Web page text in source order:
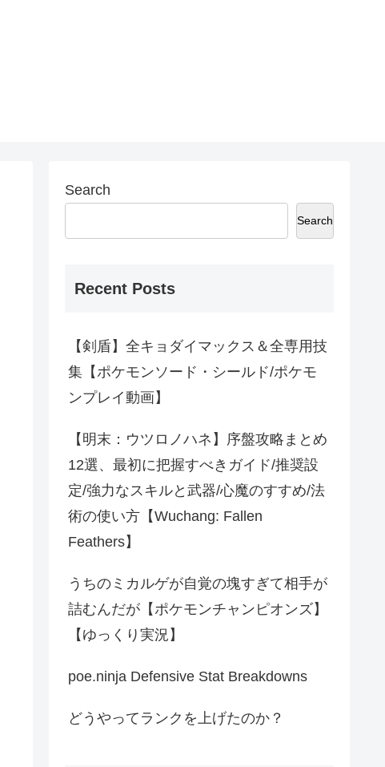
Search
Search
Recent Posts
【剣盾】全キョダイマックス＆全専用技
集【ポケモンソード・シールド/ポケモ
ンプレイ動画】
【明末：ウツロノハネ】序盤攻略まとめ
12選、最初に把握すべきガイド/推奨設
定/強力なスキルと武器/心魔のすすめ/法
術の使い方【Wuchang: Fallen
Feathers】
うちのミカルゲが自覚の塊すぎて相手が
詰むんだが【ポケモンチャンピオンズ】
【ゆっくり実況】
poe.ninja Defensive Stat Breakdowns
どうやってランクを上げたのか？